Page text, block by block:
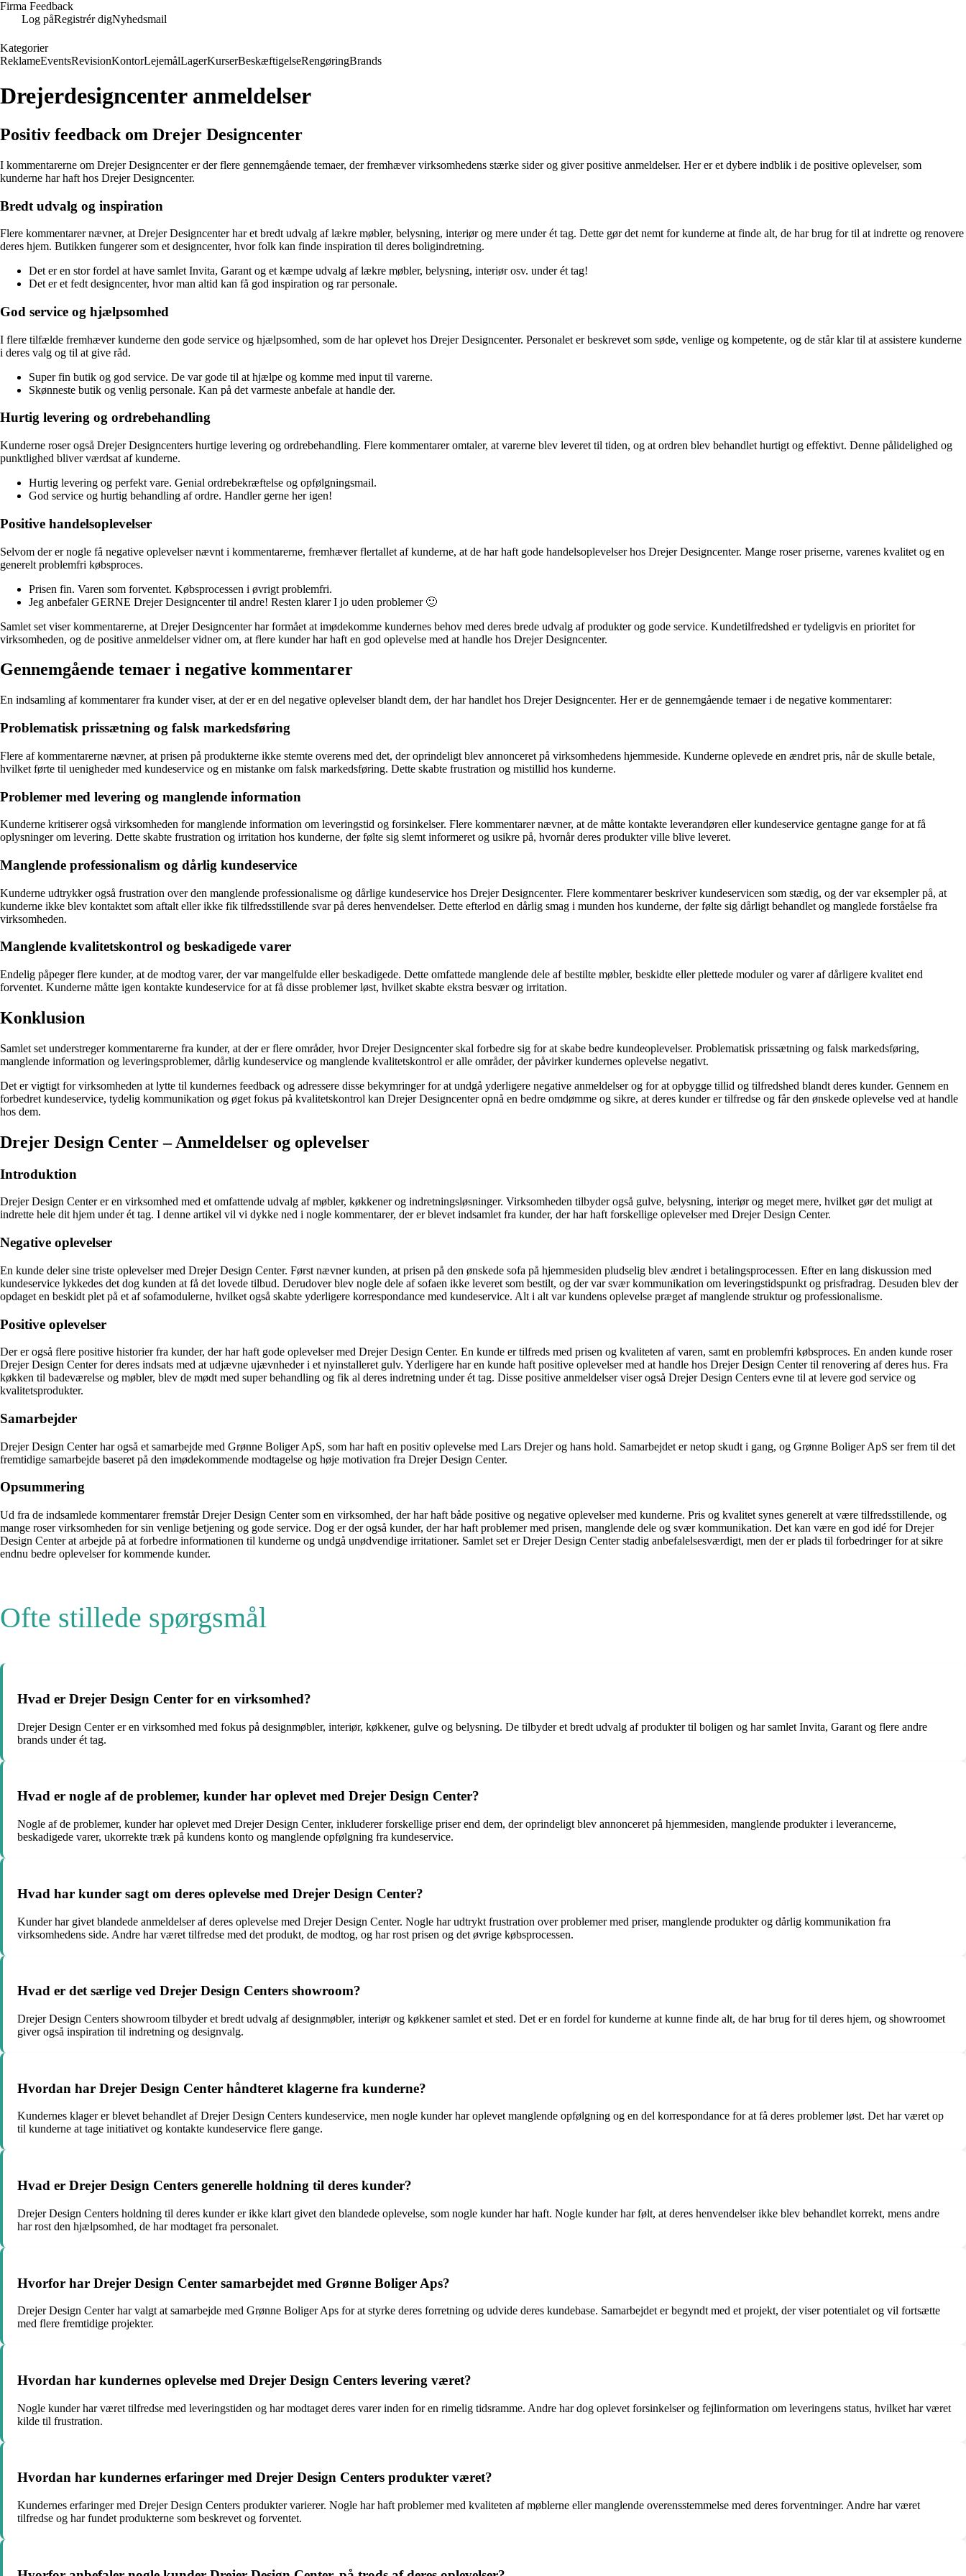
Firma Feedback
Log påRegistrér digNyhedsmail
Kategorier
ReklameEventsRevisionKontorLejemålLagerKurserBeskæftigelseRengøringBrands
Drejerdesigncenter anmeldelser
Positiv feedback om Drejer Designcenter
I kommentarerne om Drejer Designcenter er der flere gennemgående temaer, der fremhæver virksomhedens stærke sider og giver positive anmeldelser. Her er et dybere indblik i de positive oplevelser, som
kunderne har haft hos Drejer Designcenter.
Bredt udvalg og inspiration
Flere kommentarer nævner, at Drejer Designcenter har et bredt udvalg af lækre møbler, belysning, interiør og mere under ét tag. Dette gør det nemt for kunderne at finde alt, de har brug for til at indrette og renovere
deres hjem. Butikken fungerer som et designcenter, hvor folk kan finde inspiration til deres boligindretning.
Det er en stor fordel at have samlet Invita, Garant og et kæmpe udvalg af lækre møbler, belysning, interiør osv. under ét tag!
Det er et fedt designcenter, hvor man altid kan få god inspiration og rar personale.
God service og hjælpsomhed
I flere tilfælde fremhæver kunderne den gode service og hjælpsomhed, som de har oplevet hos Drejer Designcenter. Personalet er beskrevet som søde, venlige og kompetente, og de står klar til at assistere kunderne
i deres valg og til at give råd.
Super fin butik og god service. De var gode til at hjælpe og komme med input til varerne.
Skønneste butik og venlig personale. Kan på det varmeste anbefale at handle der.
Hurtig levering og ordrebehandling
Kunderne roser også Drejer Designcenters hurtige levering og ordrebehandling. Flere kommentarer omtaler, at varerne blev leveret til tiden, og at ordren blev behandlet hurtigt og effektivt. Denne pålidelighed og
punktlighed bliver værdsat af kunderne.
Hurtig levering og perfekt vare. Genial ordrebekræftelse og opfølgningsmail.
God service og hurtig behandling af ordre. Handler gerne her igen!
Positive handelsoplevelser
Selvom der er nogle få negative oplevelser nævnt i kommentarerne, fremhæver flertallet af kunderne, at de har haft gode handelsoplevelser hos Drejer Designcenter. Mange roser priserne, varenes kvalitet og en
generelt problemfri købsproces.
Prisen fin. Varen som forventet. Købsprocessen i øvrigt problemfri.
Jeg anbefaler GERNE Drejer Designcenter til andre! Resten klarer I jo uden problemer 🙂
Samlet set viser kommentarerne, at Drejer Designcenter har formået at imødekomme kundernes behov med deres brede udvalg af produkter og gode service. Kundetilfredshed er tydeligvis en prioritet for
virksomheden, og de positive anmeldelser vidner om, at flere kunder har haft en god oplevelse med at handle hos Drejer Designcenter.
Gennemgående temaer i negative kommentarer
En indsamling af kommentarer fra kunder viser, at der er en del negative oplevelser blandt dem, der har handlet hos Drejer Designcenter. Her er de gennemgående temaer i de negative kommentarer:
Problematisk prissætning og falsk markedsføring
Flere af kommentarerne nævner, at prisen på produkterne ikke stemte overens med det, der oprindeligt blev annonceret på virksomhedens hjemmeside. Kunderne oplevede en ændret pris, når de skulle betale,
hvilket førte til uenigheder med kundeservice og en mistanke om falsk markedsføring. Dette skabte frustration og mistillid hos kunderne.
Problemer med levering og manglende information
Kunderne kritiserer også virksomheden for manglende information om leveringstid og forsinkelser. Flere kommentarer nævner, at de måtte kontakte leverandøren eller kundeservice gentagne gange for at få
oplysninger om levering. Dette skabte frustration og irritation hos kunderne, der følte sig slemt informeret og usikre på, hvornår deres produkter ville blive leveret.
Manglende professionalism og dårlig kundeservice
Kunderne udtrykker også frustration over den manglende professionalisme og dårlige kundeservice hos Drejer Designcenter. Flere kommentarer beskriver kundeservicen som stædig, og der var eksempler på, at
kunderne ikke blev kontaktet som aftalt eller ikke fik tilfredsstillende svar på deres henvendelser. Dette efterlod en dårlig smag i munden hos kunderne, der følte sig dårligt behandlet og manglede forståelse fra
virksomheden.
Manglende kvalitetskontrol og beskadigede varer
Endelig påpeger flere kunder, at de modtog varer, der var mangelfulde eller beskadigede. Dette omfattede manglende dele af bestilte møbler, beskidte eller plettede moduler og varer af dårligere kvalitet end
forventet. Kunderne måtte igen kontakte kundeservice for at få disse problemer løst, hvilket skabte ekstra besvær og irritation.
Konklusion
Samlet set understreger kommentarerne fra kunder, at der er flere områder, hvor Drejer Designcenter skal forbedre sig for at skabe bedre kundeoplevelser. Problematisk prissætning og falsk markedsføring,
manglende information og leveringsproblemer, dårlig kundeservice og manglende kvalitetskontrol er alle områder, der påvirker kundernes oplevelse negativt.
Det er vigtigt for virksomheden at lytte til kundernes feedback og adressere disse bekymringer for at undgå yderligere negative anmeldelser og for at opbygge tillid og tilfredshed blandt deres kunder. Gennem en
forbedret kundeservice, tydelig kommunikation og øget fokus på kvalitetskontrol kan Drejer Designcenter opnå en bedre omdømme og sikre, at deres kunder er tilfredse og får den ønskede oplevelse ved at handle
hos dem.
Drejer Design Center – Anmeldelser og oplevelser
Introduktion
Drejer Design Center er en virksomhed med et omfattende udvalg af møbler, køkkener og indretningsløsninger. Virksomheden tilbyder også gulve, belysning, interiør og meget mere, hvilket gør det muligt at
indrette hele dit hjem under ét tag. I denne artikel vil vi dykke ned i nogle kommentarer, der er blevet indsamlet fra kunder, der har haft forskellige oplevelser med Drejer Design Center.
Negative oplevelser
En kunde deler sine triste oplevelser med Drejer Design Center. Først nævner kunden, at prisen på den ønskede sofa på hjemmesiden pludselig blev ændret i betalingsprocessen. Efter en lang diskussion med
kundeservice lykkedes det dog kunden at få det lovede tilbud. Derudover blev nogle dele af sofaen ikke leveret som bestilt, og der var svær kommunikation om leveringstidspunkt og prisfradrag. Desuden blev der
opdaget en beskidt plet på et af sofamodulerne, hvilket også skabte yderligere korrespondance med kundeservice. Alt i alt var kundens oplevelse præget af manglende struktur og professionalisme.
Positive oplevelser
Der er også flere positive historier fra kunder, der har haft gode oplevelser med Drejer Design Center. En kunde er tilfreds med prisen og kvaliteten af varen, samt en problemfri købsproces. En anden kunde roser
Drejer Design Center for deres indsats med at udjævne ujævnheder i et nyinstalleret gulv. Yderligere har en kunde haft positive oplevelser med at handle hos Drejer Design Center til renovering af deres hus. Fra
køkken til badeværelse og møbler, blev de mødt med super behandling og fik al deres indretning under ét tag. Disse positive anmeldelser viser også Drejer Design Centers evne til at levere god service og
kvalitetsprodukter.
Samarbejder
Drejer Design Center har også et samarbejde med Grønne Boliger ApS, som har haft en positiv oplevelse med Lars Drejer og hans hold. Samarbejdet er netop skudt i gang, og Grønne Boliger ApS ser frem til det
fremtidige samarbejde baseret på den imødekommende modtagelse og høje motivation fra Drejer Design Center.
Opsummering
Ud fra de indsamlede kommentarer fremstår Drejer Design Center som en virksomhed, der har haft både positive og negative oplevelser med kunderne. Pris og kvalitet synes generelt at være tilfredsstillende, og
mange roser virksomheden for sin venlige betjening og gode service. Dog er der også kunder, der har haft problemer med prisen, manglende dele og svær kommunikation. Det kan være en god idé for Drejer
Design Center at arbejde på at forbedre informationen til kunderne og undgå unødvendige irritationer. Samlet set er Drejer Design Center stadig anbefalelsesværdigt, men der er plads til forbedringer for at sikre
endnu bedre oplevelser for kommende kunder.
Ofte stillede spørgsmål
Hvad er Drejer Design Center for en virksomhed?
Drejer Design Center er en virksomhed med fokus på designmøbler, interiør, køkkener, gulve og belysning. De tilbyder et bredt udvalg af produkter til boligen og har samlet Invita, Garant og flere andre
brands under ét tag.
Hvad er nogle af de problemer, kunder har oplevet med Drejer Design Center?
Nogle af de problemer, kunder har oplevet med Drejer Design Center, inkluderer forskellige priser end dem, der oprindeligt blev annonceret på hjemmesiden, manglende produkter i leverancerne,
beskadigede varer, ukorrekte træk på kundens konto og manglende opfølgning fra kundeservice.
Hvad har kunder sagt om deres oplevelse med Drejer Design Center?
Kunder har givet blandede anmeldelser af deres oplevelse med Drejer Design Center. Nogle har udtrykt frustration over problemer med priser, manglende produkter og dårlig kommunikation fra
virksomhedens side. Andre har været tilfredse med det produkt, de modtog, og har rost prisen og det øvrige købsprocessen.
Hvad er det særlige ved Drejer Design Centers showroom?
Drejer Design Centers showroom tilbyder et bredt udvalg af designmøbler, interiør og køkkener samlet et sted. Det er en fordel for kunderne at kunne finde alt, de har brug for til deres hjem, og showroomet
giver også inspiration til indretning og designvalg.
Hvordan har Drejer Design Center håndteret klagerne fra kunderne?
Kundernes klager er blevet behandlet af Drejer Design Centers kundeservice, men nogle kunder har oplevet manglende opfølgning og en del korrespondance for at få deres problemer løst. Det har været op
til kunderne at tage initiativet og kontakte kundeservice flere gange.
Hvad er Drejer Design Centers generelle holdning til deres kunder?
Drejer Design Centers holdning til deres kunder er ikke klart givet den blandede oplevelse, som nogle kunder har haft. Nogle kunder har følt, at deres henvendelser ikke blev behandlet korrekt, mens andre
har rost den hjælpsomhed, de har modtaget fra personalet.
Hvorfor har Drejer Design Center samarbejdet med Grønne Boliger Aps?
Drejer Design Center har valgt at samarbejde med Grønne Boliger Aps for at styrke deres forretning og udvide deres kundebase. Samarbejdet er begyndt med et projekt, der viser potentialet og vil fortsætte
med flere fremtidige projekter.
Hvordan har kundernes oplevelse med Drejer Design Centers levering været?
Nogle kunder har været tilfredse med leveringstiden og har modtaget deres varer inden for en rimelig tidsramme. Andre har dog oplevet forsinkelser og fejlinformation om leveringens status, hvilket har været
kilde til frustration.
Hvordan har kundernes erfaringer med Drejer Design Centers produkter været?
Kundernes erfaringer med Drejer Design Centers produkter varierer. Nogle har haft problemer med kvaliteten af møblerne eller manglende overensstemmelse med deres forventninger. Andre har været
tilfredse og har fundet produkterne som beskrevet og forventet.